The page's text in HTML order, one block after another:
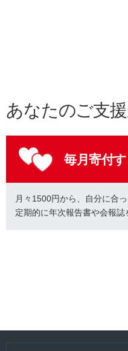
あなたのご支
毎月寄付
月々1500円から、自分に合
定期的に年次報告書や会報誌